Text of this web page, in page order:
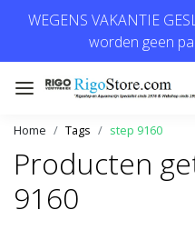
WEGENS VAKANTIE
worden geen
Home Tags step 9160
Producten
9160